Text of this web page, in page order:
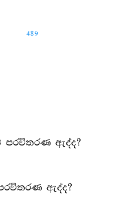
489
පරවිතරණ ඇද්ද?
ඇද්ද?